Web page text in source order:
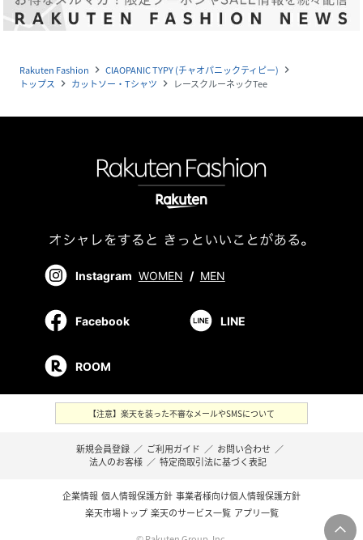
Rakuten Fashion navigate_next CIAOPANIC TYPY (チャオパニックティピー) navigate_next
トップス navigate_next カットソー・Tシャツ navigate_next レースクルーネックTee
Instagram WOMEN / MEN
Facebook LINE
ROOM
【注意】楽天を装った不審なメールやSMSについて
新規会員登録 ／ ご利用ガイド ／ お問い合わせ ／
法人のお客様 ／ 特定商取引法に基づく表記
企業情報 個人情報保護方針 事業者様向け個人情報保護方針
楽天市場トップ 楽天のサービス一覧 アプリ一覧